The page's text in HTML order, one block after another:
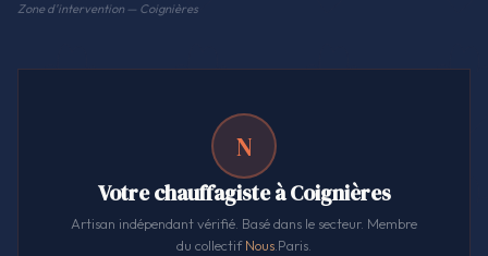
Zone d'intervention — Coignières
N
Votre chauffagiste à Coignières
Artisan indépendant vérifié. Basé dans le secteur. Membre
du collectifNous.Paris.